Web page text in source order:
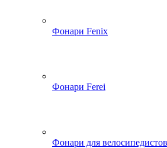
Фонари Fenix
Фонари Ferei
Фонари для велосипедистов